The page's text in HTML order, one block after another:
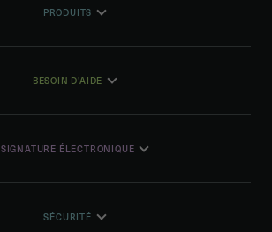
PRODUITS
BESOIN D'AIDE
SIGNATURE ÉLECTRONIQUE
SÉCURITÉ